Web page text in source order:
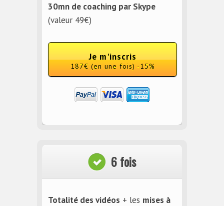
30mn de coaching par Skype
(valeur 49€)
Je m'inscris
187€ (en une fois) -15%
6 fois
Totalité des vidéos + les mises à